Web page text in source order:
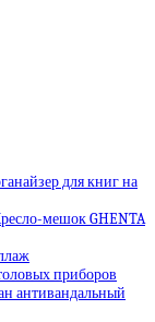
для книг на
мешок GHENTA
приборов
антивандальный